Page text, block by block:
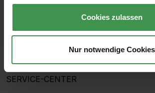
Cookies zulassen
Nur notwendige Cookies
THE MURALIST
SERVICE-CENTER